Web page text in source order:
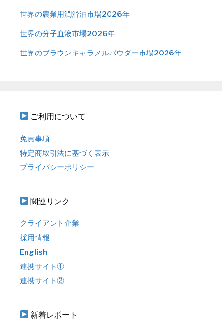
世界の農業用潤滑油市場2026年
世界の分子血液市場2026年
世界のブラウンキャラメルパウダー市場2026年
ご利用について
免責事項
特定商取引法に基づく表示
プライバシーポリシー
関連リンク
クライアント企業
採用情報
English
連携サイト①
連携サイト②
新着レポート